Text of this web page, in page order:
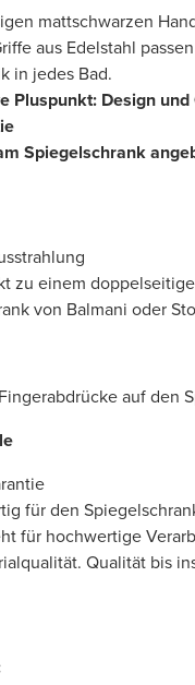
mattschwarzen
aus Edelstahl
in jedes Bad.
Pluspunkt: Design
Spiegelschrank
zu einem
von Balmani oder
auf den
für den
für hochwertige
Qualität bis